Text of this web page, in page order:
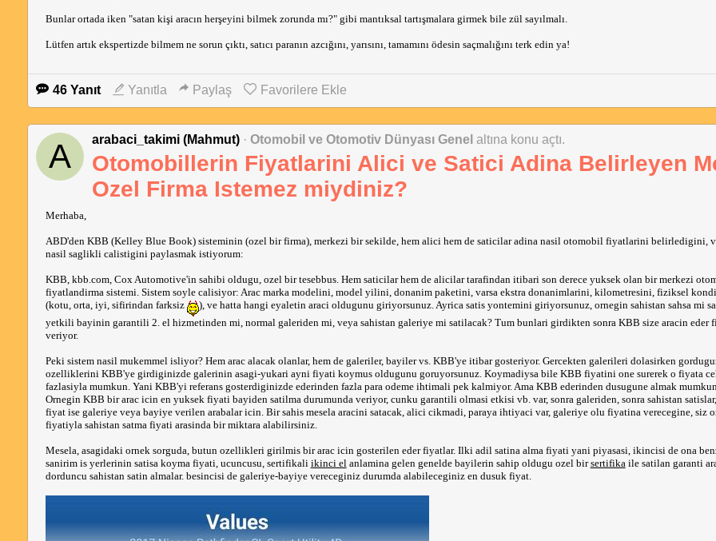
Bunlar ortada iken "satan kişi aracın herşeyini bilmek zorunda mı?" gibi mantıksal tartışmalara girmek bile zül sayılmalı.
Lütfen artık ekspertizde bilmem ne sorun çıktı, satıcı paranın azcığını, yarısını, tamamını ödesin saçmalığını terk edin ya!
46 Yanıt Yanıtla Paylaş Favorilere Ekle
A arabaci_takimi (Mahmut) · Otomobil ve Otomotiv Dünyası Genel altına konu açtı.
Otomobillerin Fiyatlarini Alici ve Satici Adina Belirleyen
Ozel Firma Istemez miydiniz?
Merhaba,
ABD'den KBB (Kelley Blue Book) sisteminin (ozel bir firma), merkezi bir sekilde, hem alici hem de saticilar adina nasil otomobil fiyatlarini belirledigini,
nasil saglikli calistigini paylasmak istiyorum:
KBB, kbb.com, Cox Automotive'in sahibi oldugu, ozel bir tesebbus. Hem saticilar hem de alicilar tarafindan itibari son derece yuksek olan bir merkezi
fiyatlandirma sistemi. Sistem soyle calisiyor: Arac marka modelini, model yilini, donanim paketini, varsa ekstra donanimlarini, kilometresini, fiziksel
(kotu, orta, iyi, sifirindan farksiz
), ve hatta hangi eyaletin araci oldugunu giriyorsunuz. Ayrica satis yontemini giriyorsunuz, ornegin sahistan sahsa mi
yetkili bayinin garantili 2. el hizmetinden mi, normal galeriden mi, veya sahistan galeriye mi satilacak? Tum bunlari girdikten sonra KBB size aracin eder
veriyor.
Peki sistem nasil mukemmel isliyor? Hem arac alacak olanlar, hem de galeriler, bayiler vs. KBB'ye itibar gosteriyor. Gercekten galerileri dolasirken
ozelliklerini KBB'ye girdiginizde galerinin asagi-yukari ayni fiyati koymus oldugunu goruyorsunuz. Koymadiysa bile KBB fiyatini one surerek o fiyata
fazlasiyla mumkun. Yani KBB'yi referans gosterdiginizde ederinden fazla para odeme ihtimali pek kalmiyor. Ama KBB ederinden dusugune almak
Ornegin KBB bir arac icin en yuksek fiyati bayiden satilma durumunda veriyor, cunku garantili olmasi etkisi vb. var, sonra galeriden, sonra sahistan
fiyat ise galeriye veya bayiye verilen arabalar icin. Bir sahis mesela aracini satacak, alici cikmadi, paraya ihtiyaci var, galeriye olu fiyatina verecegine, siz
fiyatiyla sahistan satma fiyati arasinda bir miktara alabilirsiniz.
Mesela, asagidaki ornek sorguda, butun ozellikleri girilmis bir arac icin gosterilen eder fiyatlar. Ilki adil satina alma fiyati yani piyasasi, ikincisi de ona
sanirim is yerlerinin satisa koyma fiyati, ucuncusu, sertifikali ikinci elanlamina gelen genelde bayilerin sahip oldugu ozel birsertifikaile satilan garanti
dorduncu sahistan satin almalar. besincisi de galeriye-bayiye vereceginiz durumda alabileceginiz en dusuk fiyat.